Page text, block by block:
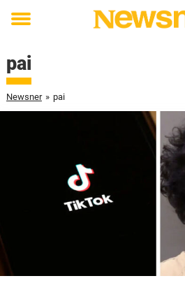
Toggle
pai
Newsner » pai